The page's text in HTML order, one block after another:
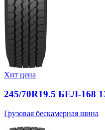
Хит цена
245/70R19.5 БЕЛ-168
Грузовая бескамерная шина